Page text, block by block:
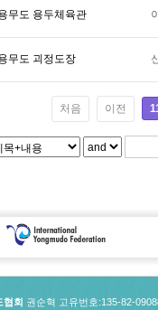
무도 용두체육관
무도 괴정도장
처음 이전
협회 권순혁 고유번호:135-82-